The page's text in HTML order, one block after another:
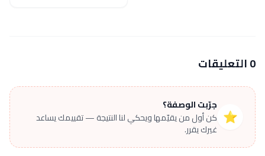
0 التعليقات
⭐
جرّبت الوصفة؟
كن أول من يقيّمها ويحكي لنا النتيجة — تقييمك يساعد
غيرك يقرر.